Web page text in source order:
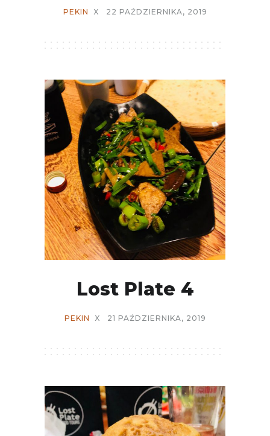
PEKIN X 22 PAŹDZIERNIKA, 2019
Lost Plate 4
PEKIN X 21 PAŹDZIERNIKA, 2019